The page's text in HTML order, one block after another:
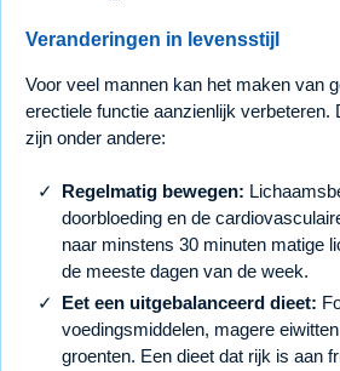
Veranderingen in levensstijl
Voor veel mannen kan het maken van
erectiele functie aanzienlijk verbeteren.
zijn onder andere:
Regelmatig bewegen:
doorbloeding en de
naar minstens 30 minuten matige
de meeste dagen van de week.
Eet een uitgebalanceerd dieet:
voedingsmiddelen, magere
groenten. Een dieet dat rijk is aan